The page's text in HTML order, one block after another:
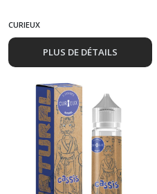
CURIEUX
PLUS DE DÉTAILS